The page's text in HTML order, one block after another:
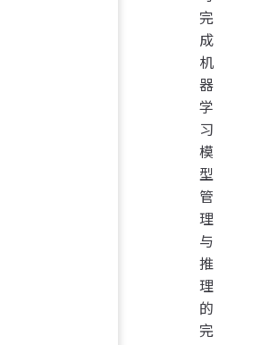
完
成
机
器
学
习
模
型
管
理
与
推
理
的
完